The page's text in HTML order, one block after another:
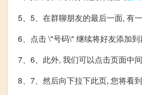
5、5、在群聊朋友的最后一面, 有
6、点击 \"号码\" 继续将好友添加
7、6、此外, 我们可以点击页面中
8、7、然后向下拉下此页, 您将看